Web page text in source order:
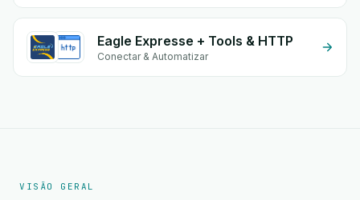
Eagle Expresse + Tools & HTTP
Conectar & Automatizar
VISÃO GERAL